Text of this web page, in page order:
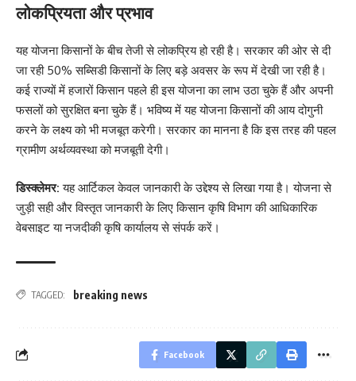
लोकप्रियता और प्रभाव
यह योजना किसानों के बीच तेजी से लोकप्रिय हो रही है। सरकार की ओर से दी
जा रही 50% सब्सिडी किसानों के लिए बड़े अवसर के रूप में देखी जा रही है।
कई राज्यों में हजारों किसान पहले ही इस योजना का लाभ उठा चुके हैं और अपनी
फसलों को सुरक्षित बना चुके हैं। भविष्य में यह योजना किसानों की आय दोगुनी
करने के लक्ष्य को भी मजबूत करेगी। सरकार का मानना है कि इस तरह की पहल
ग्रामीण अर्थव्यवस्था को मजबूती देगी।
डिस्क्लेमर:यह आर्टिकल केवल जानकारी के उद्देश्य से लिखा गया है। योजना से
जुड़ी सही और विस्तृत जानकारी के लिए किसान कृषि विभाग की आधिकारिक
वेबसाइट या नजदीकी कृषि कार्यालय से संपर्क करें।
TAGGED: breaking news
Facebook